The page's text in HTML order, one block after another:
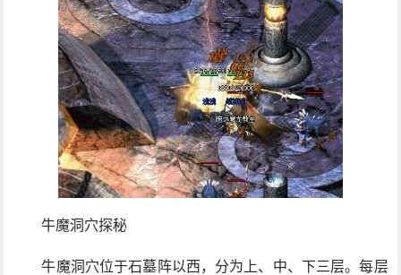
牛魔洞穴探秘
牛魔洞穴位于石墓阵以西，分为上、中、下三层。每层